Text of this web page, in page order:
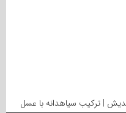
| ترکیب سیاهدانه با عسل